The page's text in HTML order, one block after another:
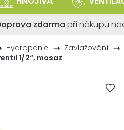
zdarma při nákupu
Hydroponie Zavlažování
1/2“, mosaz